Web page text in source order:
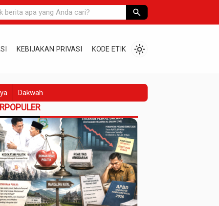
search
KEBIJAKAN PRIVASI KODE ETIK light_mode
Dakwah